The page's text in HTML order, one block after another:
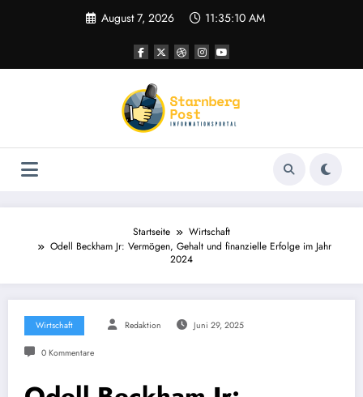
August 7, 2026 11:35:10 AM
Startseite
Wirtschaft
Odell Beckham Jr: Vermögen, Gehalt und finanzielle Erfolge im Jahr
2024
Wirtschaft Redaktion Juni 29, 2025
0 Kommentare